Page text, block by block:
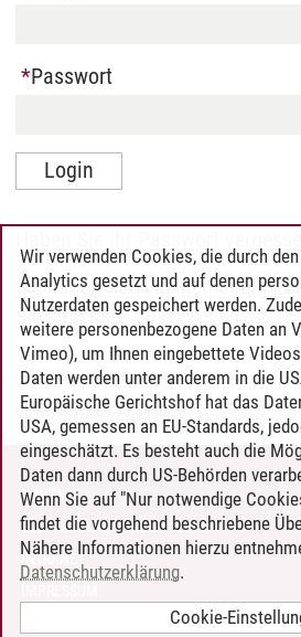
Passwort
Sie haben noch keinen Login-
Sie sich hier.
Career Service/ 05.04.2023
KONTAKT
LEUPHANA ALS ARBEITGEBER
INTRANET
Wir verwenden Cookies, die durch
Analytics gesetzt und auf denen
Nutzerdaten gespeichert werden.
weitere personenbezogene Daten an
Vimeo), um Ihnen eingebettete
Daten werden unter anderem in die
Europäische Gerichtshof hat das
USA, gemessen an EU-Standards,
eingeschätzt. Es besteht auch die
Daten dann durch US-Behörden
Wenn Sie auf "Nur notwendige
findet die vorgehend beschriebene
Nähere Informationen hierzu
Datenschutzerklärung.
Cookie-